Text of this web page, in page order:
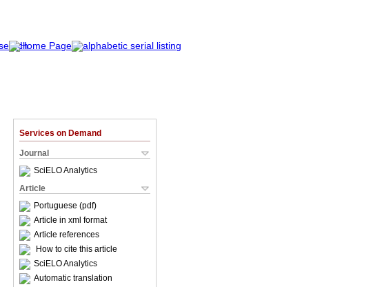
Services on Demand
Journal
SciELO Analytics
Article
Portuguese (pdf)
Article in xml format
Article references
How to cite this article
SciELO Analytics
Automatic translation